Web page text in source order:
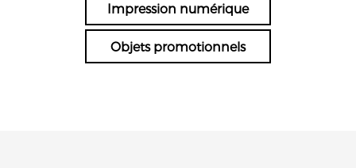
Impression numérique
Objets promotionnels